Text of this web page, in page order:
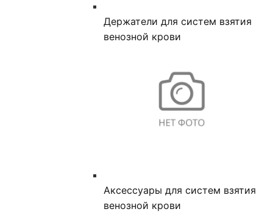
Держатели для систем взятия
венозной крови
Аксессуары для систем взятия
венозной крови